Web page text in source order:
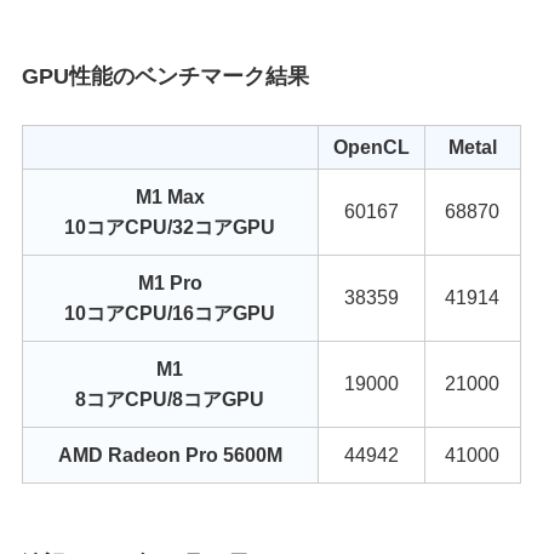
GPU性能のベンチマーク結果
OpenCL Metal
M1 Max
10コアCPU/32コアGPU
60167 68870
M1 Pro
10コアCPU/16コアGPU
38359 41914
M1
8コアCPU/8コアGPU
19000 21000
AMD Radeon Pro 5600M 44942 41000